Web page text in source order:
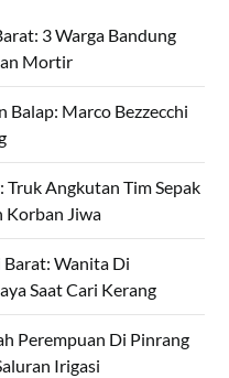
3 Warga Bandung
Mortir
Balap: Marco Bezzecchi
Truk Angkutan Tim Sepak
Korban Jiwa
Barat: Wanita Di
Saat Cari Kerang
Perempuan Di Pinrang
Irigasi